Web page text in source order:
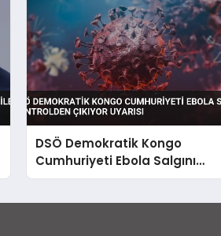
DSÖ Demokratik Kongo
Cumhuriyeti Ebola Salgını
Kontrolden Çıkıyor Uyarısı